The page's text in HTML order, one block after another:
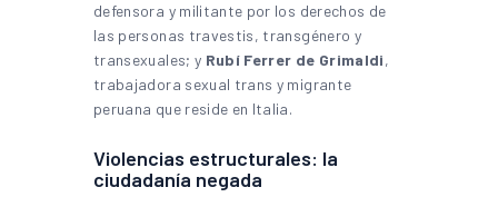
defensora y militante por los derechos de
las personas travestis, transgénero y
transexuales; y Rubí Ferrer de Grimaldi,
trabajadora sexual trans y migrante
peruana que reside en Italia.
Violencias estructurales: la
ciudadanía negada